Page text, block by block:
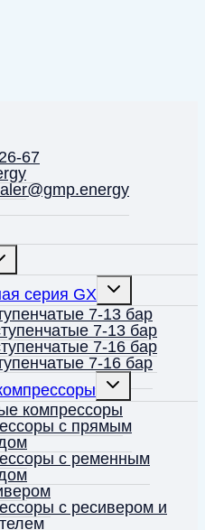
67
серия GX
Переключить
меню
7-13 бар
7-13 бар
7-16 бар
7-16 бар
Переключить
дочернее
меню
компрессоры
с прямым
с ременным
с ресивером и